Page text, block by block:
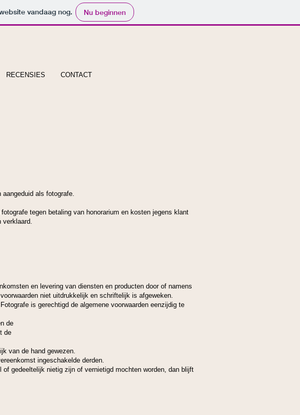
vandaag nog. Nu beginnen
RECENSIES CONTACT
als fotografe.
tegen betaling van honorarium en kosten jegens klant
verklaard.
en levering van diensten en producten door of namens
niet uitdrukkelijk en schriftelijk is afgeweken.
is gerechtigd de algemene voorwaarden eenzijdig te
de
de
van de hand gewezen.
ingeschakelde derden.
gedeeltelijk nietig zijn of vernietigd mochten worden, dan blijft